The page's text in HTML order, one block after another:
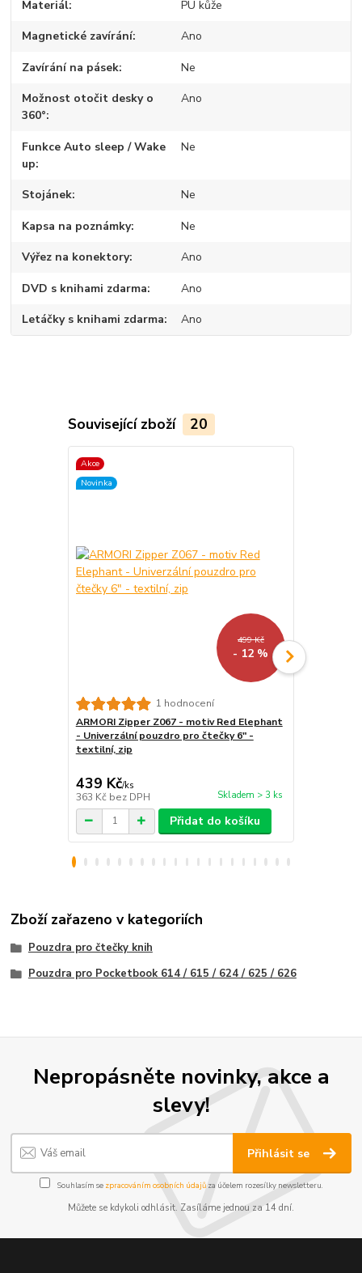
Materiál PU kůže
Magnetické zavírání Ano
Zavírání na pásek Ne
Možnost otočit desky o
360°
Ano
Funkce Auto sleep / Wake
up
Ne
Stojánek Ne
Kapsa na poznámky Ne
Výřez na konektory Ano
DVD s knihami zdarma Ano
Letáčky s knihami zdarma Ano
Související zboží 20
Akce
Novinka
499 Kč
- 12 %
1 hodnocení
ARMORI Zipper Z067 - motiv Red Elephant
- Univerzální pouzdro pro čtečky 6" -
textilní, zip
439 Kč/ks
363 Kč bez DPH Skladem > 3 ks
Přidat do košíku
Zboží zařazeno v kategoriích
Pouzdra pro čtečky knih
Pouzdra pro Pocketbook 614 / 615 / 624 / 625 / 626
Nepropásněte novinky, akce a
slevy!
Přihlásit se
Souhlasím se zpracováním osobních údajůza účelem rozesílky newsletteru.
Můžete se kdykoli odhlásit. Zasíláme jednou za 14 dní.